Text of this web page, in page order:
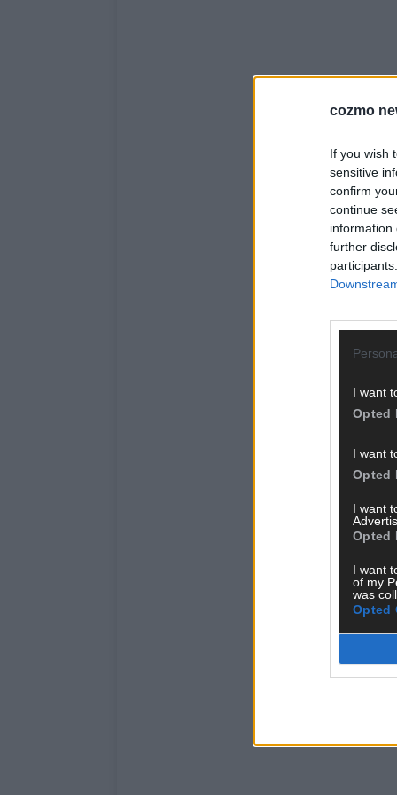
cozmo
If you wish
sensitive
confirm
continue
information
further
I want
Opted
I want
Opted
I want
Opted
I want
of my
was
Opted